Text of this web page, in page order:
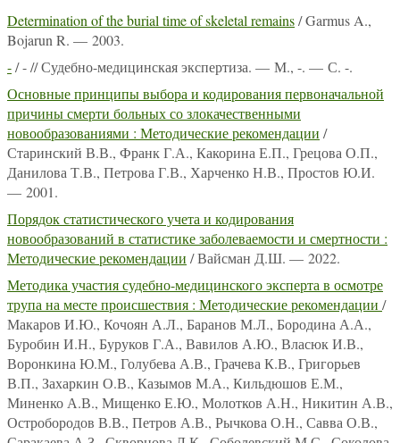
Determination of the burial time of skeletal remains/ Garmus A.,
Bojarun R. — 2003.
-/ - // Судебно-медицинская экспертиза. — М., -. — С. -.
Основные принципы выбора и кодирования первоначальной
причины смерти больных со злокачественными
новообразованиями : Методические рекомендации /
Старинский В.В., Франк Г.А., Какорина Е.П., Грецова О.П.,
Данилова Т.В., Петрова Г.В., Харченко Н.В., Простов Ю.И.
— 2001.
Порядок статистического учета и кодирования
новообразований в статистике заболеваемости и смертности :
Методические рекомендации / Вайсман Д.Ш. — 2022.
Методика участия судебно-медицинского эксперта в осмотре
трупа на месте происшествия : Методические рекомендации /
Макаров И.Ю., Кочоян А.Л., Баранов М.Л., Бородина А.А.,
Буробин И.Н., Буруков Г.А., Вавилов А.Ю., Власюк И.В.,
Воронкина Ю.М., Голубева А.В., Грачева К.В., Григорьев
В.П., Захаркин О.В., Казымов М.А., Кильдюшов Е.М.,
Миненко А.В., Мищенко Е.Ю., Молотков А.Н., Никитин А.В.,
Остробородов В.В., Петров А.В., Рычкова О.Н., Савва О.В.,